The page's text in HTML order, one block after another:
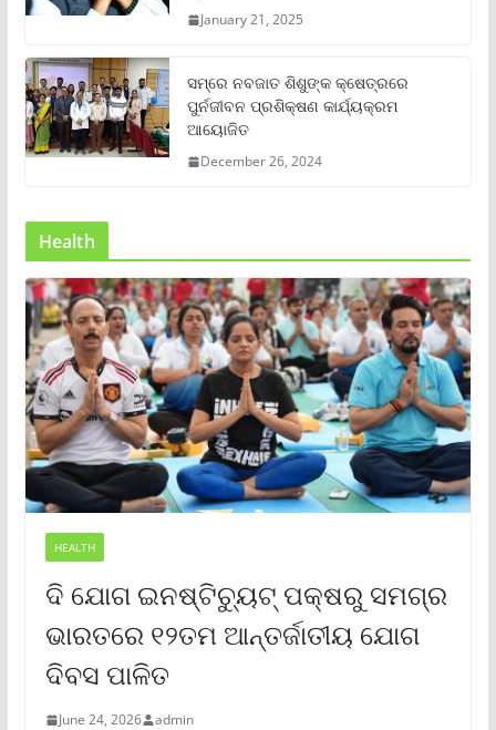
January 21, 2025
ସମ୍‌ରେ ନବଜାତ ଶିଶୁଙ୍କ କ୍ଷେତ୍ରରେ
ପୁର୍ନଜୀବନ ପ୍ରଶିକ୍ଷଣ କାର୍ଯ୍ୟକ୍ରମ
ଆୟୋଜିତ
December 26, 2024
Health
HEALTH
ଦି ଯୋଗ ଇନଷ୍ଟିଚ୍ୟୁଟ୍ ପକ୍ଷରୁ ସମଗ୍ର
ଭାରତରେ ୧୨ତମ ଆନ୍ତର୍ଜାତୀୟ ଯୋଗ
ଦିବସ ପାଳିତ
June 24, 2026 admin